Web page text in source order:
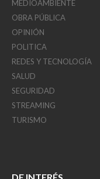
MEDIOAMBIENTE
OBRA PÚBLICA
OPINIÓN
POLITICA
REDES Y TECNOLOGÍA
SALUD
SEGURIDAD
STREAMING
TURISMO
DE INTERÉS